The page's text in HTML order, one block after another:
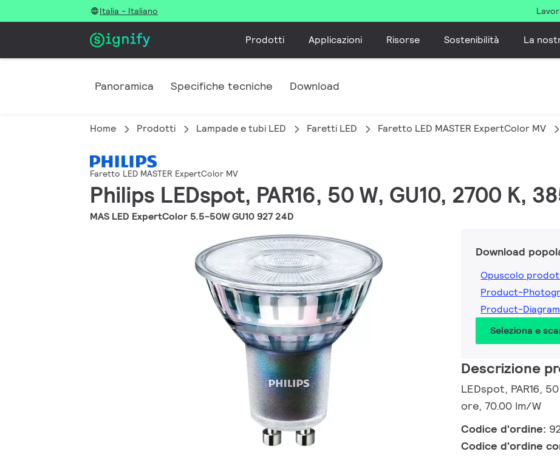
Italia - Italiano
Prodotti Applicazioni Risorse Sostenibilità La
Panoramica Specifiche tecniche Download
Home Prodotti Lampade e tubi LED Faretti LED Faretto LED MASTER ExpertColor MV
Faretto LED MASTER ExpertColor MV
Philips LEDspot, PAR16, 50 W, GU10, 2700 K,
MAS LED ExpertColor 5.5-50W GU10 927 24D
Download
Opuscolo
Product-
Product-
Seleziona e
Descrizione
LEDspot, PAR16,
ore, 70.00 lm/W
Codice d'ordine:
Codice d'ordine